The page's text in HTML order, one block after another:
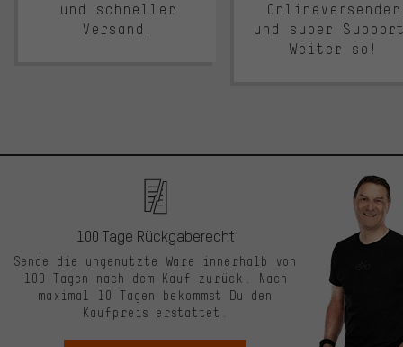
und schneller
Versand.
Onlineversender
und super
Weiter so!
100 Tage Rückgaberecht
Sende die ungenutzte Ware innerhalb von
100 Tagen nach dem Kauf zurück. Nach
maximal 10 Tagen bekommst Du den
Kaufpreis erstattet.